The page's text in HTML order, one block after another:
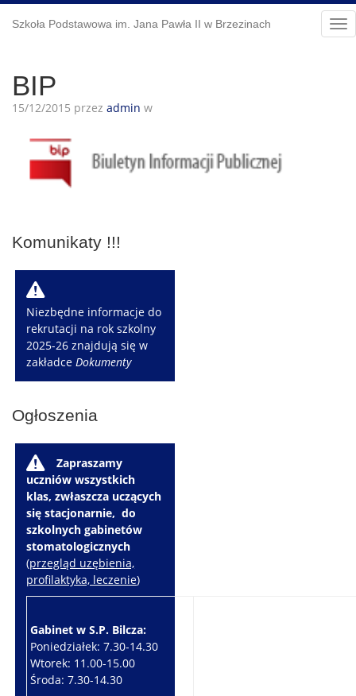
Szkoła Podstawowa im. Jana Pawła II w Brzezinach
BIP
15/12/2015 przez admin w
Komunikaty !!!
W
Niezbędne informacje do
rekrutacji na rok szkolny
2025-26 znajdują się w
zakładceDokumenty
Ogłoszenia
W
Zapraszamy
uczniów wszystkich
klas, zwłaszcza uczących
się stacjonarnie, do
szkolnych gabinetów
stomatologicznych
(przegląd uzębienia,
profilaktyka, leczenie)
Gabinet w S.P. Bilcza:
Poniedziałek: 7.30-14.30
Wtorek: 11.00-15.00
Środa: 7.30-14.30